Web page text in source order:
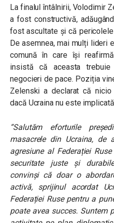
La finalul întâlnirii, Volodimir
a fost constructivă,
fost ascultate și că
De asemnea, mai mulți lideri
comună în care își
insistă că aceasta
negocieri de pace. Poziția
Zelenski a declarat că
dacă Ucraina nu este
“Salutăm eforturile
masacrele din Ucraina, de
agresiune al Federației
securitate juste și
convinși că doar o
activă, sprijinul acordat
Federației Ruse pentru a
poate avea succes. Suntem